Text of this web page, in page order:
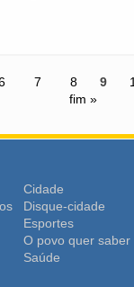
7 8 9
fim »
Cidade
Disque-cidade
Esportes
O povo quer saber
Saúde